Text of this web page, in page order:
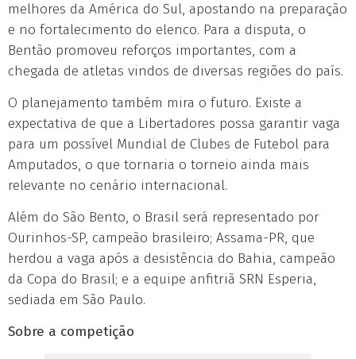
melhores da América do Sul, apostando na preparação
e no fortalecimento do elenco. Para a disputa, o
Bentão promoveu reforços importantes, com a
chegada de atletas vindos de diversas regiões do país.
O planejamento também mira o futuro. Existe a
expectativa de que a Libertadores possa garantir vaga
para um possível Mundial de Clubes de Futebol para
Amputados, o que tornaria o torneio ainda mais
relevante no cenário internacional.
Além do São Bento, o Brasil será representado por
Ourinhos-SP, campeão brasileiro; Assama-PR, que
herdou a vaga após a desistência do Bahia, campeão
da Copa do Brasil; e a equipe anfitriã SRN Esperia,
sediada em São Paulo.
Sobre a competição